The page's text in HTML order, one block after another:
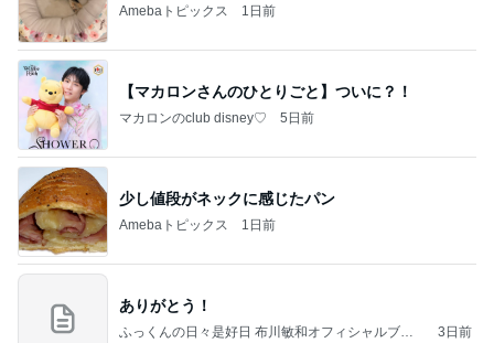
Amebaトピックス 1日前
【マカロンさんのひとりごと】ついに？！
マカロンのclub disney♡ 5日前
少し値段がネックに感じたパン
Amebaトピックス 1日前
ありがとう！
ふっくんの日々是好日 布川敏和オフィシャルブロ
3日前